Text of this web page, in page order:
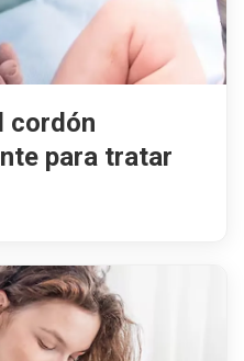
cordón
para tratar